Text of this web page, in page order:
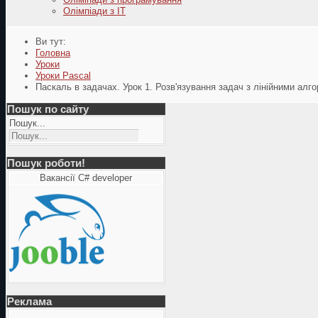
Олімпіади з ІТ
Ви тут:
Головна
Уроки
Уроки Pascal
Паскаль в задачах. Урок 1. Розв'язування задач з лінійними
Пошук по сайту
Пошук...
Пошук роботи!
Вакансії C# developer
Реклама